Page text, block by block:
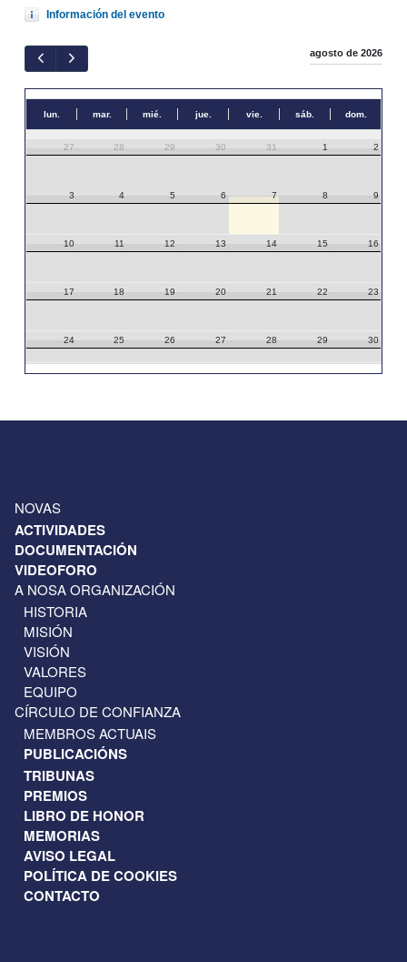
Información del evento
agosto de 2026
lun. mar. mié. jue. vie. sáb. dom.
27 28 29 30 31 1 2
3 4 5 6 7 8 9
10 11 12 13 14 15 16
17 18 19 20 21 22 23
24 25 26 27 28 29 30
NOVAS
ACTIVIDADES
DOCUMENTACIÓN
VIDEOFORO
A NOSA ORGANIZACIÓN
HISTORIA
MISIÓN
VISIÓN
VALORES
EQUIPO
CÍRCULO DE CONFIANZA
MEMBROS ACTUAIS
PUBLICACIÓNS
TRIBUNAS
PREMIOS
LIBRO DE HONOR
MEMORIAS
AVISO LEGAL
POLÍTICA DE COOKIES
CONTACTO